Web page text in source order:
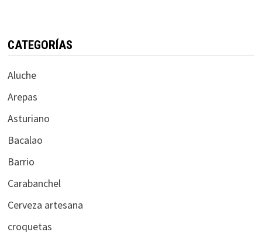
CATEGORÍAS
Aluche
Arepas
Asturiano
Bacalao
Barrio
Carabanchel
Cerveza artesana
croquetas